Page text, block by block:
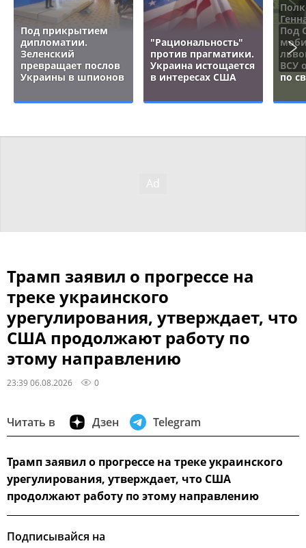
Под прикрытием
дипломатии.
Зеленский
превращает послов
Украины в шпионов
"Рациональность"
против прагматики.
Украина истощается
в интересах США
Под
ВСУ
по
Трамп заявил о прогрессе на
треке украинского
урегулирования, утверждает, что
США продолжают работу по
этому направлению
23:39 06.08.2026 0
Читать в Дзен Telegram
Трамп заявил о прогрессе на треке украинского
урегулирования, утверждает, что США
продолжают работу по этому направлению
Подписывайся на